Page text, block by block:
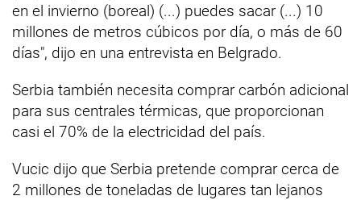
en el invierno (boreal) (...) puedes sacar (...) 10
millones de metros cúbicos por día, o más de 60
días", dijo en una entrevista en Belgrado.
Serbia también necesita comprar carbón adicional
para sus centrales térmicas, que proporcionan
casi el 70% de la electricidad del país.
Vucic dijo que Serbia pretende comprar cerca de
2 millones de toneladas de lugares tan lejanos